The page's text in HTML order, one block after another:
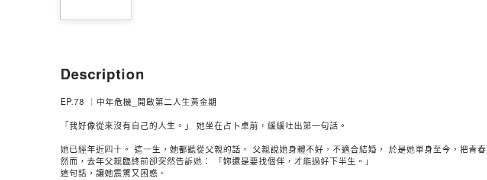
Description
EP.78 ｜中年危機_開啟第二人生黃金期
「我好像從來沒有自己的人生。」 她坐在占卜桌前，緩緩吐出第一句話。
她已經年近四十。 這一生，她都聽從父親的話。 父親說她身體不好，不適合結婚， 於是她單身至今，把青春
然而，去年父親臨終前卻突然告訴她： 「妳還是要找個伴，才能過好下半生。」
這句話，讓她震驚又困惑。